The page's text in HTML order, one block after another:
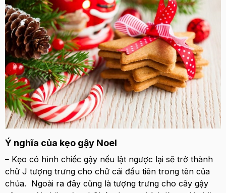
Ý nghĩa của kẹo gậy Noel
– Kẹo có hình chiếc gậy nếu lật ngược lại sẽ trở thành
chữ J tượng trưng cho chữ cái đầu tiên trong tên của
chúa. Ngoài ra đây cũng là tượng trưng cho cây gậy